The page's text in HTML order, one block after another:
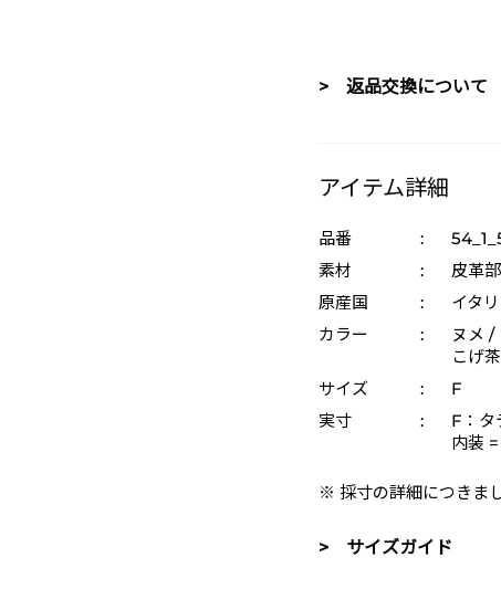
> 返品交換について
アイテム詳細
品番 :
素材
:
皮革
原産国
:
イタ
カラー
:
ヌメ /
こげ
サイズ
:
F
実寸
:
F：タ
内装
※ 採寸の詳細につきま
> サイズガイド